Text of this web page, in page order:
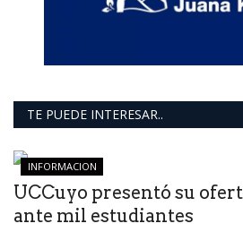
TE PUEDE INTERESAR..
INFORMACION
UCCuyo presentó su
ante mil estudiantes